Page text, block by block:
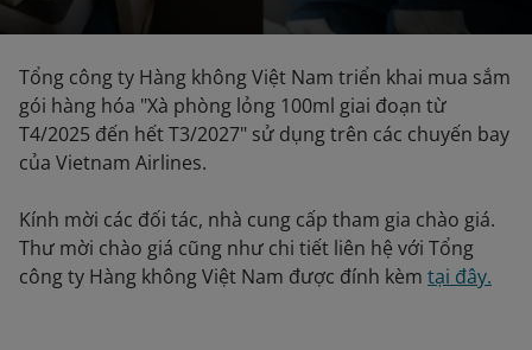
Tổng công ty Hàng không Việt Nam triển khai mua sắm
gói hàng hóa "Xà phòng lỏng 100ml giai đoạn từ
T4/2025 đến hết T3/2027" sử dụng trên các chuyến bay
của Vietnam Airlines.
Kính mời các đối tác, nhà cung cấp tham gia chào giá.
Thư mời chào giá cũng như chi tiết liên hệ với Tổng
công ty Hàng không Việt Nam được đính kèm tại đây.